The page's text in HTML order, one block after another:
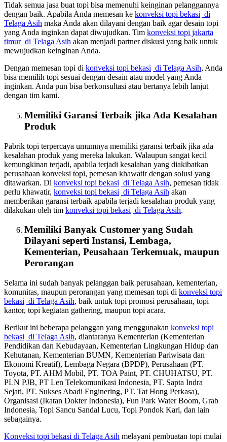
Tidak semua jasa buat topi bisa memenuhi keinginan pelanggannya
dengan baik. Apabila Anda memesan ke konveksi topi bekasi di
Telaga Asih maka Anda akan dilayani dengan baik agar desain topi
yang Anda inginkan dapat diwujudkan. Tim konveksi topi jakarta
timur di Telaga Asih akan menjadi partner diskusi yang baik untuk
mewujudkan keinginan Anda.
Dengan memesan topi di konveksi topi bekasi di Telaga Asih, Anda
bisa memilih topi sesuai dengan desain atau model yang Anda
inginkan. Anda pun bisa berkonsultasi atau bertanya lebih lanjut
dengan tim kami.
Memiliki Garansi Terbaik jika Ada Kesalahan
Produk
Pabrik topi terpercaya umumnya memiliki garansi terbaik jika ada
kesalahan produk yang mereka lakukan. Walaupun sangat kecil
kemungkinan terjadi, apabila terjadi kesalahan yang diakibatkan
perusahaan konveksi topi, pemesan khawatir dengan solusi yang
ditawarkan. Di konveksi topi bekasi di Telaga Asih, pemesan tidak
perlu khawatir, konveksi topi bekasi di Telaga Asih akan
memberikan garansi terbaik apabila terjadi kesalahan produk yang
dilakukan oleh tim konveksi topi bekasi di Telaga Asih.
Memiliki Banyak Customer yang Sudah
Dilayani seperti Instansi, Lembaga,
Kementerian, Peusahaan Terkemuak, maupun
Perorangan
Selama ini sudah banyak pelanggan baik perusahaan, kementerian,
komunitas, maupun perorangan yang memesan topi di konveksi topi
bekasi di Telaga Asih, baik untuk topi promosi perusahaan, topi
kantor, topi kegiatan gathering, maupun topi acara.
Berikut ini beberapa pelanggan yang menggunakan konveksi topi
bekasi di Telaga Asih, diantaranya Kementerian (Kementerian
Pendidikan dan Kebudayaan, Kementerian Lingkungan Hidup dan
Kehutanan, Kementerian BUMN, Kementerian Pariwisata dan
Ekonomi Kreatif), Lembaga Negara (BPDP), Perusahaan (PT.
Toyota, PT. AHM Mobil, PT. TOA Paint, PT. CHUHATSU, PT.
PLN PJB, PT Len Telekomunikasi Indonesia, PT. Sapta Indra
Sejati, PT. Sukses Abadi Enginering, PT. Tat Hong Perkasa),
Organisasi (Ikatan Dokter Indonesia), Fun Park Water Boom, Grab
Indonesia, Topi Sancu Sandal Lucu, Topi Pondok Kari, dan lain
sebagainya.
Konveksi topi bekasi di Telaga Asih melayani pembuatan topi mulai